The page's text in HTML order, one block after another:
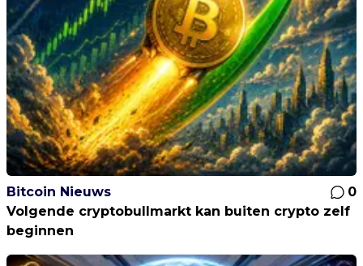
Bitcoin Nieuws
0
Volgende cryptobullmarkt kan buiten crypto zelf
beginnen